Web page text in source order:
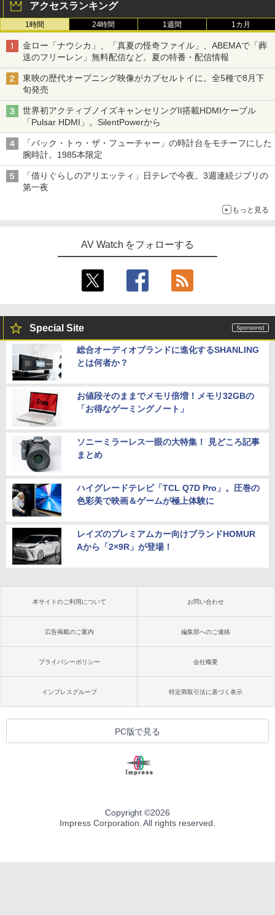
アクセスランキング
1時間 24時間 1週間 1カ月
金ロー「ナウシカ」、「真夏の怪奇ファイル」、ABEMAで「葬
送のフリーレン」無料配信など。夏の特番・配信情報
東映の歴代オープニング映像がカプセルトイに。全5種で8月下
旬発売
世界初アクティブノイズキャンセリングII搭載HDMIケーブル
「Pulsar HDMI」。SilentPowerから
「バック・トゥ・ザ・フューチャー」の時計台をモチーフにした
腕時計。1985本限定
「借りぐらしのアリエッティ」日テレで今夜。3週連続ジブリの
第一夜
もっと見る
AV Watch をフォローする
Special Site
総合オーディオブランドに進化するSHANLING
とは何者か？
お値段そのままでメモリ倍増！メモリ32GBの
「お得なゲーミングノート」
ソニーミラーレス一眼の大特集！ 見どころ記事
まとめ
ハイグレードテレビ「TCL Q7D Pro」。圧巻の
色彩美で映画＆ゲームが極上体験に
レイズのプレミアムカー向けブランドHOMUR
Aから「2×9R」が登場！
本サイトのご利用について お問い合わせ
広告掲載のご案内 編集部へのご連絡
プライバシーポリシー 会社概要
インプレスグループ 特定商取引法に基づく表示
PC版で見る
Copyright ©2026
Impress Corporation. All rights reserved.